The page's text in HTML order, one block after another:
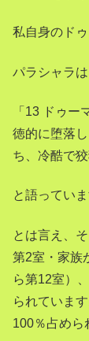
私自身のド
パラシャラは
「13 ドゥ
徳的に堕落
ち、冷酷で
と語っていま
とは言え、
第2室・家族
ら第12室）
られていま
100％占めら